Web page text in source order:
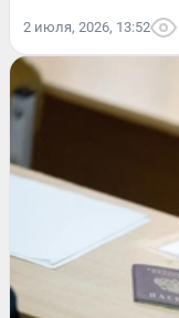
2 июля, 2026, 13:52